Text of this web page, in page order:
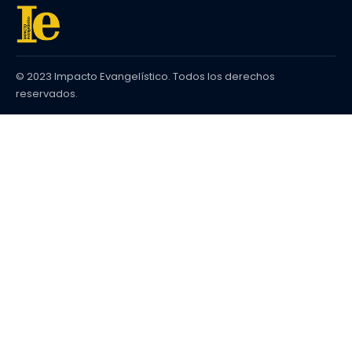
© 2023 Impacto Evangelístico. Todos los derechos
reservados.